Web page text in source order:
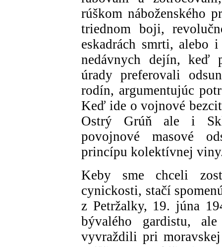
rúškom náboženského
triednom boji,
eskadrách smrti, alebo
nedávnych dejín, keď
úrady preferovali
rodín, argumentujúc
Keď ide o vojnové
Ostrý Grúň ale i
povojnové masové
princípu kolektívnej
Keby sme chceli
cynickosti, stačí
z Petržalky, 19. júna
bývalého gardistu,
vyvraždili pri